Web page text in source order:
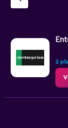
2